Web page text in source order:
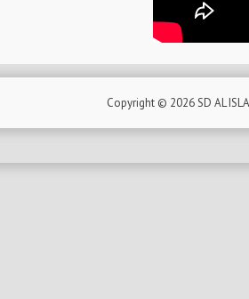
Copyright © 2026SD AL